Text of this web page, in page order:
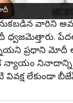
వారిని
ధ్వజమెత్తారు.
ప్రధాని
నినాదాన్ని
లేకుండా బీజేపీ